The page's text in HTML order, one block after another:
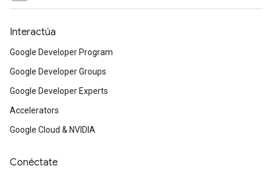
Interactúa
Google Developer Program
Google Developer Groups
Google Developer Experts
Accelerators
Google Cloud & NVIDIA
Conéctate